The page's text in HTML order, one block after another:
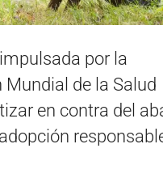
por la
Mundial de la Salud
en contra del